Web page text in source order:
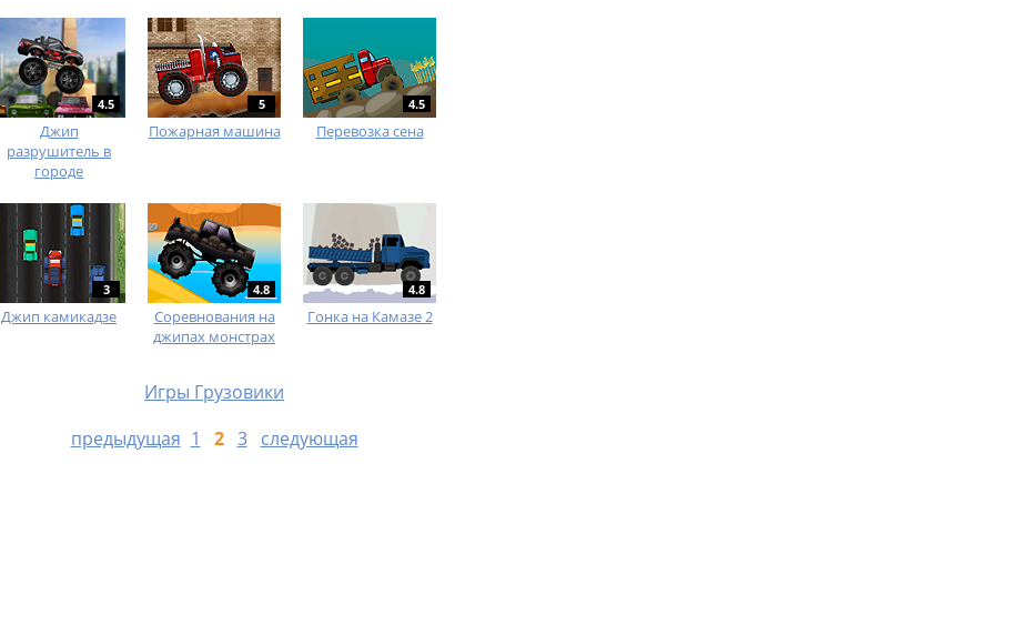
4.5
Джип
разрушитель в
городе
5
Пожарная машина
4.5
Перевозка сена
3
Джип камикадзе
4.8
Соревнования на
джипах монстрах
4.8
Гонка на Камазе 2
Игры Грузовики
предыдущая 1 2 3 следующая